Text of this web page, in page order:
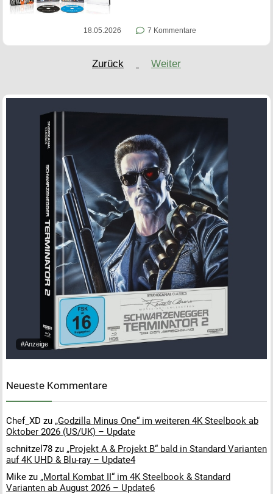
18.05.2026 7 Kommentare
Zurück Weiter
#Anzeige
Neueste Kommentare
Chef_XD zu „Godzilla Minus One“ im weiteren 4K Steelbook ab
Oktober 2026 (US/UK) – Update
schnitzel78 zu „Projekt A & Projekt B“ bald in Standard Varianten
auf 4K UHD & Blu-ray – Update4
Mike zu „Mortal Kombat II“ im 4K Steelbook & Standard
Varianten ab August 2026 – Update6